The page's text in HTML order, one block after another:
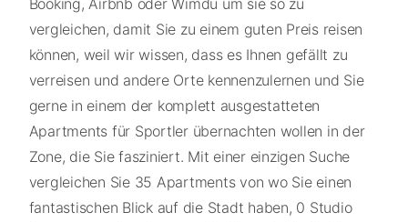
vergleichen, damit Sie zu einem guten Preis reisen
können, weil wir wissen, dass es Ihnen gefällt zu
verreisen und andere Orte kennenzulernen und Sie
gerne in einem der komplett ausgestatteten
Apartments für Sportler übernachten wollen in der
Zone, die Sie fasziniert. Mit einer einzigen Suche
vergleichen Sie 35 Apartments von wo Sie einen
fantastischen Blick auf die Stadt haben, 0 Studio